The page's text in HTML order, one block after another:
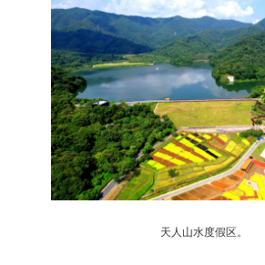
天人山水度假区。